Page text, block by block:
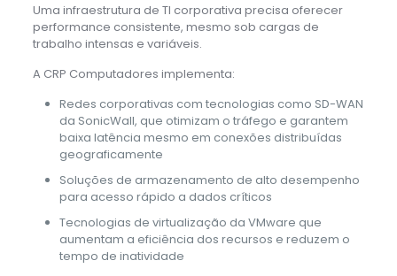
Uma infraestrutura de TI corporativa precisa oferecer
performance consistente, mesmo sob cargas de
trabalho intensas e variáveis.
A CRP Computadores implementa:
Redes corporativas com tecnologias como SD-WAN
da SonicWall, que otimizam o tráfego e garantem
baixa latência mesmo em conexões distribuídas
geograficamente
Soluções de armazenamento de alto desempenho
para acesso rápido a dados críticos
Tecnologias de virtualização da VMware que
aumentam a eficiência dos recursos e reduzem o
tempo de inatividade